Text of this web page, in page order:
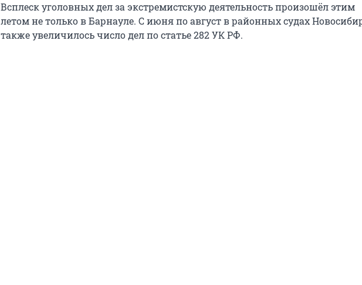
Всплеск уголовных дел за экстремистскую деятельность произошёл этим
летом не только в Барнауле. С июня по август в районных судах
также увеличилось число дел по статье 282 УК РФ.